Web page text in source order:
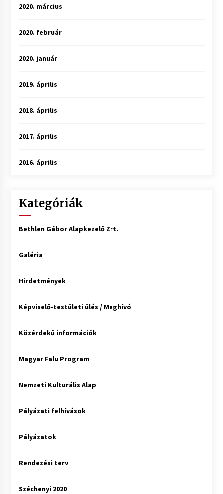
2020. március
2020. február
2020. január
2019. április
2018. április
2017. április
2016. április
Kategóriák
Bethlen Gábor Alapkezelő Zrt.
Galéria
Hirdetmények
Képviselő-testületi ülés / Meghívó
Közérdekű információk
Magyar Falu Program
Nemzeti Kulturális Alap
Pályázati felhívások
Pályázatok
Rendezési terv
Széchenyi 2020